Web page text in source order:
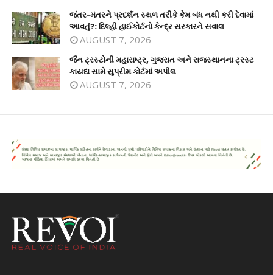
જંતર-મંતરને પ્રદર્શન સ્થળ તરીકે કેમ બંધ નથી કરી દેવામાં
આવતું?: દિલ્હી હાઈકોર્ટનો કેન્દ્ર સરકારને સવાલ
AUGUST 7, 2026
જૈન ટ્રસ્ટોની મહારાષ્ટ્ર, ગુજરાત અને રાજસ્થાનના ટ્રસ્ટ
કાયદા સામે સુપ્રીમ કોર્ટમાં અપીલ
AUGUST 7, 2026